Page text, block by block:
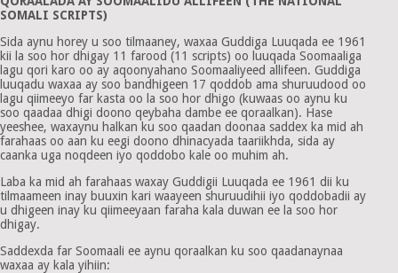
SOMALI SCRIPTS)
Sida aynu horey u soo tilmaaney, waxaa Guddiga Luuqada ee 1961
kii la soo hor dhigay 11 farood (11 scripts) oo luuqada Soomaaliga
lagu qori karo oo ay aqoonyahano Soomaaliyeed allifeen. Guddiga
luuqadu waxaa ay soo bandhigeen 17 qoddob ama shuruudood oo
lagu qiimeeyo far kasta oo la soo hor dhigo (kuwaas oo aynu ku
soo qaadaa dhigi doono qeybaha dambe ee qoraalkan). Hase
yeeshee, waxaynu halkan ku soo qaadan doonaa saddex ka mid ah
farahaas oo aan ku eegi doono dhinacyada taariikhda, sida ay
caanka uga noqdeen iyo qoddobo kale oo muhim ah.
Laba ka mid ah farahaas waxay Guddigii Luuqada ee 1961 dii ku
tilmaameen inay buuxin kari waayeen shuruudihii iyo qoddobadii ay
u dhigeen inay ku qiimeeyaan faraha kala duwan ee la soo hor
dhigay.
Saddexda far Soomaali ee aynu qoraalkan ku soo qaadanaynaa
waxaa ay kala yihiin: